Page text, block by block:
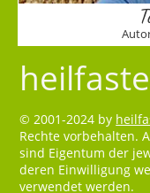
© 2001-2024 by
Rechte vorbehalten.
sind Eigentum der
deren Einwilligung
verwendet werden.